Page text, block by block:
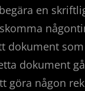
en
dokument
dokument
göra någon